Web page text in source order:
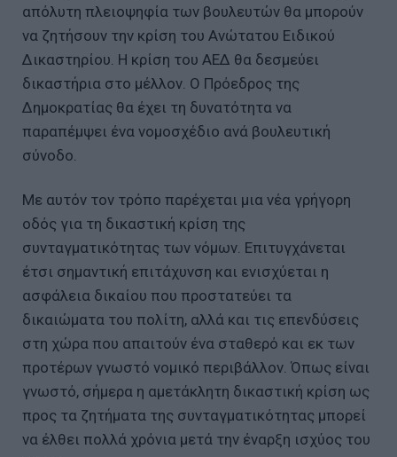
απόλυτη πλειοψηφία των βουλευτών θα μπορούν
να ζητήσουν την κρίση του Ανώτατου Ειδικού
Δικαστηρίου. Η κρίση του ΑΕΔ θα δεσμεύει
δικαστήρια στο μέλλον. Ο Πρόεδρος της
Δημοκρατίας θα έχει τη δυνατότητα να
παραπέμψει ένα νομοσχέδιο ανά βουλευτική
σύνοδο.
Με αυτόν τον τρόπο παρέχεται μια νέα γρήγορη
οδός για τη δικαστική κρίση της
συνταγματικότητας των νόμων. Επιτυγχάνεται
έτσι σημαντική επιτάχυνση και ενισχύεται η
ασφάλεια δικαίου που προστατεύει τα
δικαιώματα του πολίτη, αλλά και τις επενδύσεις
στη χώρα που απαιτούν ένα σταθερό και εκ των
προτέρων γνωστό νομικό περιβάλλον. Όπως είναι
γνωστό, σήμερα η αμετάκλητη δικαστική κρίση ως
προς τα ζητήματα της συνταγματικότητας μπορεί
να έλθει πολλά χρόνια μετά την έναρξη ισχύος του